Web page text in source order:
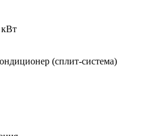
кВт
(сплит-система)